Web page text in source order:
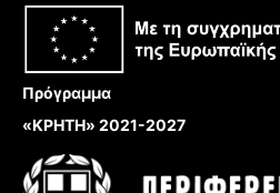
Πρόγραμμα
«ΚΡΗΤΗ» 2021-2027